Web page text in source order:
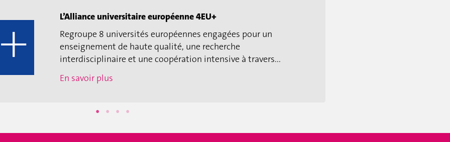
L’Alliance universitaire européenne 4EU+
Regroupe 8 universités européennes engagées pour un
enseignement de haute qualité, une recherche
interdisciplinaire et une coopération intensive à travers...
En savoir plus